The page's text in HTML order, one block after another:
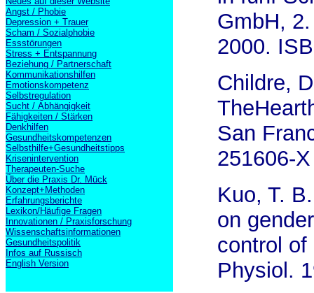
Angst / Phobie
Depression + Trauer
Scham / Sozialphobie
Essstörungen
Stress + Entspannung
Beziehung / Partnerschaft
Kommunikationshilfen
Emotionskompetenz
Selbstregulation
Sucht / Abhängigkeit
Fähigkeiten / Stärken
Denkhilfen
Gesundheitskompetenzen
Selbsthilfe+Gesundheitstipps
Krisenintervention
Therapeuten-Suche
Über die Praxis Dr. Mück
Konzept+Methoden
Erfahrungsberichte
Lexikon/Häufige Fragen
Innovationen / Praxisforschung
Wissenschaftsinformationen
Gesundheitspolitik
Infos auf Russisch
English Version
GmbH,
2000.
Childre,
San
251606-X
Kuo, T.
on
control of
Physiol.